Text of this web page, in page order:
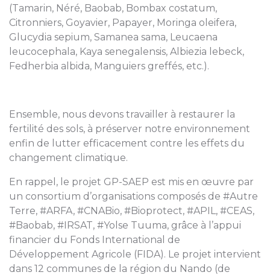
(Tamarin, Néré, Baobab, Bombax costatum,
Citronniers, Goyavier, Papayer, Moringa oleifera,
Glucydia sepium, Samanea sama, Leucaena
leucocephala, Kaya senegalensis, Albiezia lebeck,
Fedherbia albida, Manguiers greffés, etc.).
Ensemble, nous devons travailler à restaurer la
fertilité des sols, à préserver notre environnement
enfin de lutter efficacement contre les effets du
changement climatique.
En rappel, le projet GP-SAEP est mis en œuvre par
un consortium d’organisations composés de #Autre
Terre, #ARFA, #CNABio, #Bioprotect, #APIL, #CEAS,
#Baobab, #IRSAT, #Yolse Tuuma, grâce à l’appui
financier du Fonds International de
Développement Agricole (FIDA). Le projet intervient
dans 12 communes de la région du Nando (de